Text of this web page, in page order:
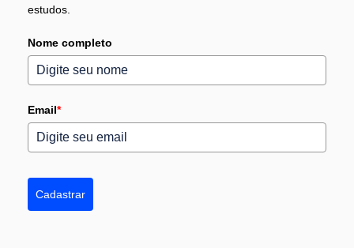
estudos.
Nome completo
Email*
Cadastrar